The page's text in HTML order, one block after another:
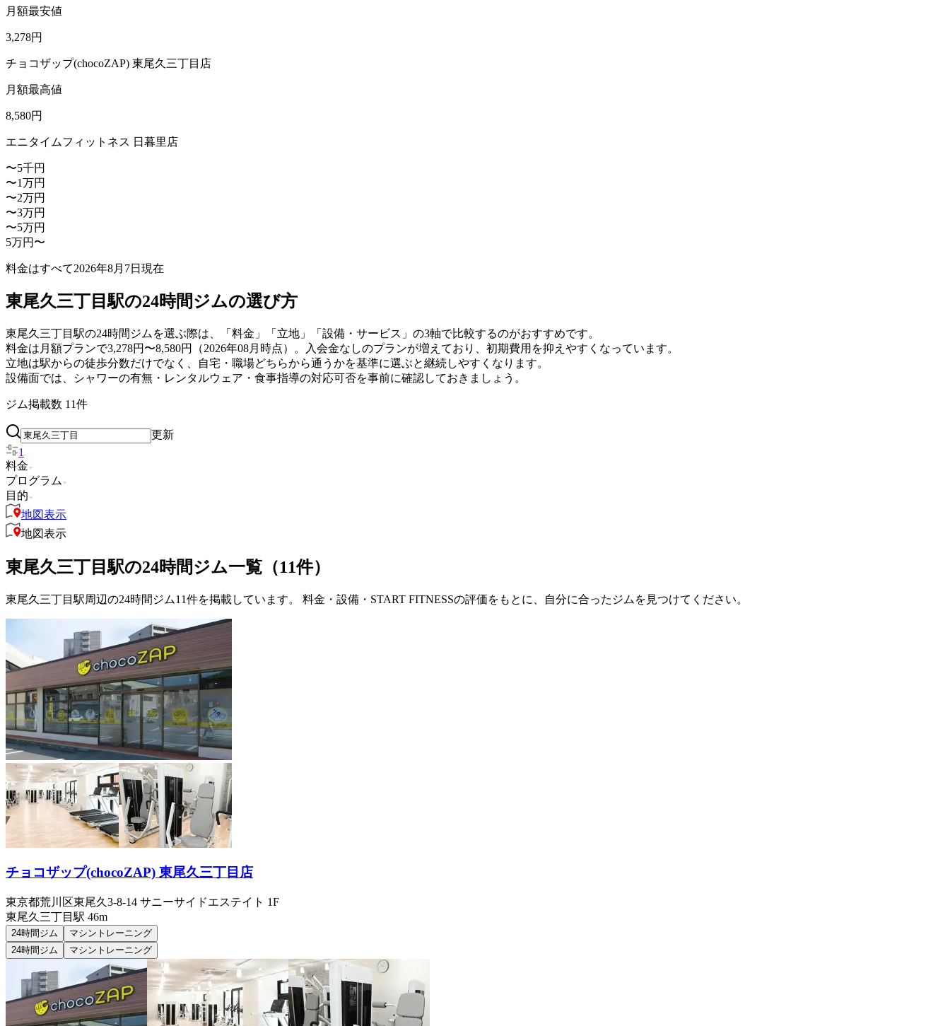
月額最安値
3,278円
チョコザップ(chocoZAP) 東尾久三丁目店
月額最高値
8,580円
エニタイムフィットネス 日暮里店
〜5千円
〜1万円
〜2万円
〜3万円
〜5万円
5万円〜
料金はすべて2026年8月7日 現在
東尾久三丁目駅の24時間ジムの選び方
東尾久三丁目駅の24時間ジムを選ぶ際は、「料金」「立地」「設備・サービス」の3軸で比較するのがおすすめです。
料金は月額プランで3,278円〜8,580円（2026年08月時点）。入会金なしのプランが増えており、初期費用を抑えやすくなっています。
立地は駅からの徒歩分数だけでなく、自宅・職場どちらから通うかを基準に選ぶと継続しやすくなります。
設備面では、シャワーの有無・レンタルウェア・食事指導の対応可否を事前に確認しておきましょう。
ジム掲載数 11件
更新
1
料金
プログラム
目的
地図表示
地図表示
東尾久三丁目駅の24時間ジム一覧（11件）
東尾久三丁目駅周辺の24時間ジム11件を掲載しています。 料金・設備・START FITNESSの評価をもとに、自分に合ったジムを見つけてください。
チョコザップ(chocoZAP) 東尾久三丁目店
東京都荒川区東尾久3-8-14 サニーサイドエステイト 1F
東尾久三丁目 駅 46m
24時間ジム
マシントレーニング
24時間ジム
マシントレーニング